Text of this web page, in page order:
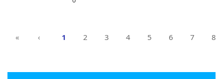
« ‹ 1 2 3 4 5 6 7 8